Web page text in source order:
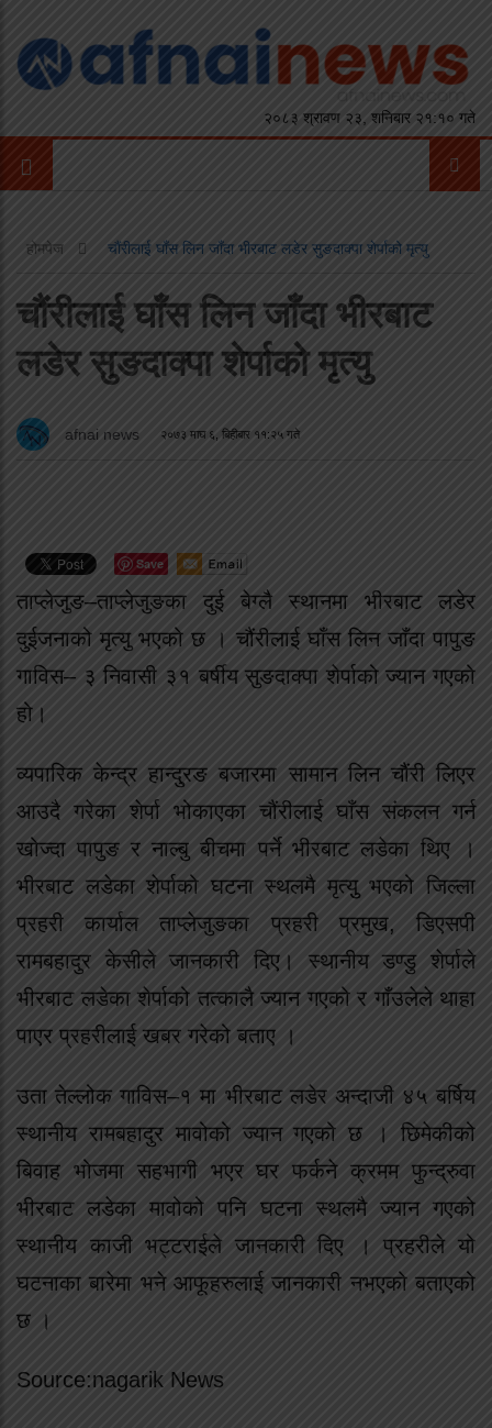
२०८३ श्रावण २३, शनिबार २१:१० गते
होमपेज चौंरीलाई घाँस लिन जाँदा भीरबाट लडेर सुङदाक्पा शेर्पाको मृत्यु
चौंरीलाई घाँस लिन जाँदा भीरबाट
लडेर सुङदाक्पा शेर्पाको मृत्यु
afnai news २०७३ माघ ६, बिहीबार ११:२५ गते
Save
ताप्लेजुङ–ताप्लेजुङका दुई बेग्लै स्थानमा भीरबाट लडेर
दुईजनाको मृत्यु भएको छ । चौंरीलाई घाँस लिन जाँदा पापुङ
गाविस– ३ निवासी ३१ बर्षीय सुङदाक्पा शेर्पाको ज्यान गएको
हो।
व्यपारिक केन्द्र हान्दु्रङ बजारमा सामान लिन चौंरी लिएर
आउदै गरेका शेर्पा भोकाएका चौंरीलाई घाँस संकलन गर्न
खोज्दा पापुङ र नाल्बु बीचमा पर्ने भीरबाट लडेका थिए ।
भीरबाट लडेका शेर्पाको घटना स्थलमै मृत्युु भएको जिल्ला
प्रहरी कार्याल ताप्लेजुङका प्रहरी प्रमुख, डिएसपी
रामबहादुर केसीले जानकारी दिए। स्थानीय डण्डु शेर्पाले
भीरबाट लडेका शेर्पाको तत्कालै ज्यान गएको र गाँउलेले थाहा
पाएर प्रहरीलाई खबर गरेको बताए ।
उता तेल्लोक गाविस–१ मा भीरबाट लडेर अन्दाजी ४५ बर्षिय
स्थानीय रामबहादुर मावोको ज्यान गएको छ । छिमेकीको
बिवाह भोजमा सहभागी भएर घर फर्कने क्रमम फुन्द्रुवा
भीरबाट लडेका मावोको पनि घटना स्थलमै ज्यान गएको
स्थानीय काजी भट्टराईले जानकारी दिए । प्रहरीले यो
घटनाका बारेमा भने आफूहरुलाई जानकारी नभएको बताएको
छ ।
Source:nagarik News